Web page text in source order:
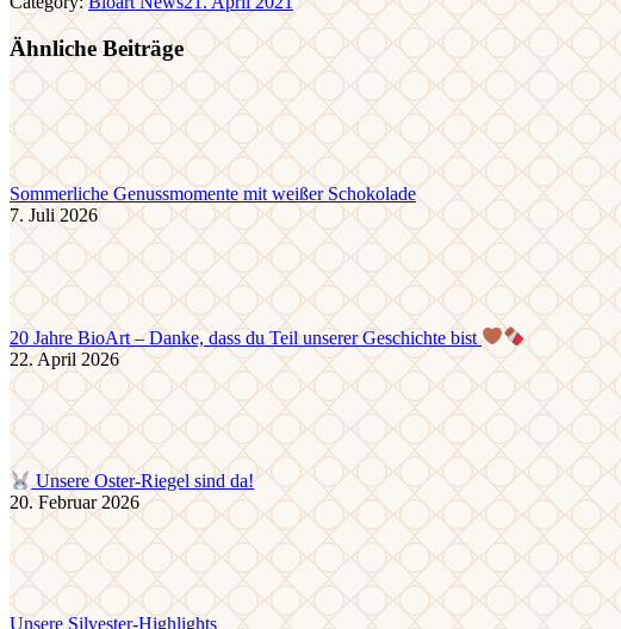
Ähnliche Beiträge
Sommerliche Genussmomente mit weißer Schokolade
7. Juli 2026
20 Jahre BioArt – Danke, dass du Teil unserer Geschichte bist
22. April 2026
Unsere Oster-Riegel sind da!
20. Februar 2026
Unsere Silvester-Highlights